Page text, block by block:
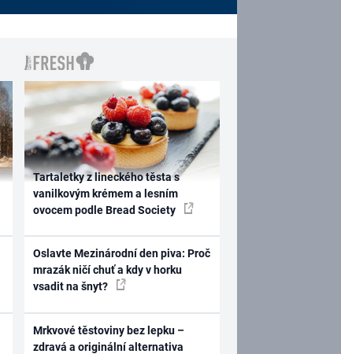
Tartaletky z lineckého těsta s
vanilkovým krémem a lesním
ovocem podle Bread Society
Oslavte Mezinárodní den piva: Proč
mrazák ničí chuť a kdy v horku
vsadit na šnyt?
Mrkvové těstoviny bez lepku –
zdravá a originální alternativa